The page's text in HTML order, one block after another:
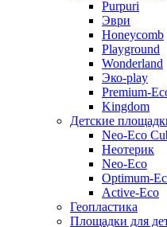
Purpuri
Эври
Honeycomb
Playground
Wonderland
Эко-play
Premium-
Kingdom
Детские
Neo-Eco
Неотерик
Neo-Eco
Оptimum-
Active-Eco
Геопластика
Площадки для